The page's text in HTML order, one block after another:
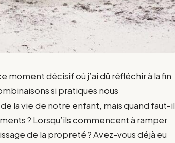
moment décisif où j’ai dû réfléchir à la fin
si pratiques nous
la vie de notre enfant, mais quand faut-il
? Lorsqu’ils commencent à ramper
de la propreté ? Avez-vous déjà eu